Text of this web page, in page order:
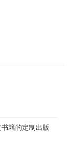
籍的定制出版